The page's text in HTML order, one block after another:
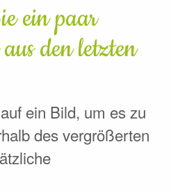
ein paar
den letzten
ein Bild, um es zu
des vergrößerten